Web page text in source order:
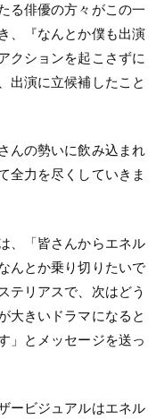
る俳優の方々がこの一
、『なんとか僕も出演
クションを起こさずに
出演に立候補したこと
んの勢いに飲み込まれ
全力を尽くしていきま
、「皆さんからエネル
んとか乗り切りたいで
テリアスで、次はどう
大きいドラマになると
」とメッセージを送っ
ービジュアルはエネル